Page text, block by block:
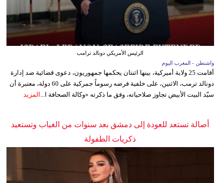
الرئيس الأمريكي دونالد ترامب
واشنطن - المغرب اليوم
أقامت 25 ولاية أميركية، بينها اثنتان يحكمها جمهوريون، دعوى قضائية ضد إدارة
دونالد ترمب، الاثنين، على خلفية فرضه رسوماً جمركية على 60 دولة، معتبرة أن
سيّد البيت الأبيض تجاوز صلاحياته، وفق ما ذكرته «وكالة الصحافة ا... المزيد
أصالة تستعد للعودة إلى دمشق بعد سنوات من الغياب وتستعيد
ذكريات الطفولة